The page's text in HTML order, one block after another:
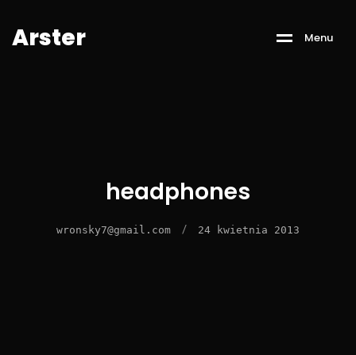
Arster Menu
headphones
wronsky7@gmail.com / 24 kwietnia 2013